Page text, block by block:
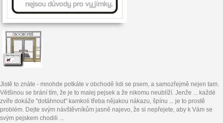
Jistě to znáte - mnohde potkáte v obchodě lidi se psem, a samozřejmě nejen tam.
Většinou se brání tím, že je to malej pejsek a že nikomu neublíží. Jenže ... každé
zvíře dokáže "dotáhnout" kamkoli třeba nějakou nákazu, špínu ... je to prostě
problém. Dejte svým návštěvníkům jasně najevo, že si nepřejete, aby k Vám se
svým pejskem chodili ...